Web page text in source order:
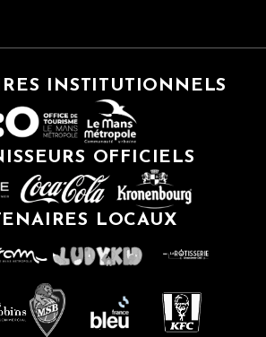
INSTITUTIONNELS
OFFICIELS
LOCAUX